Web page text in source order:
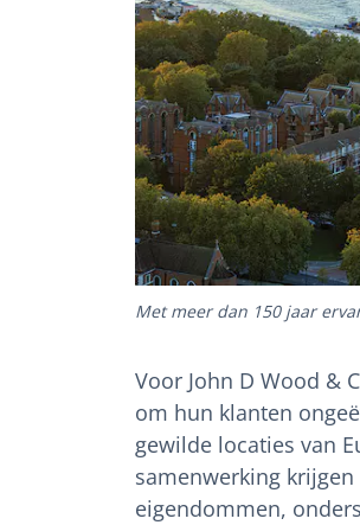
Met meer dan 150 jaar
Voor John D Wood &
om hun klanten
gewilde locaties van
samenwerking
eigendommen,